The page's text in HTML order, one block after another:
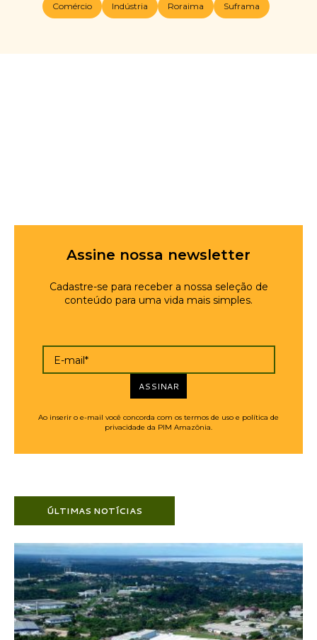
Comércio Indústria Roraima Suframa
Assine nossa newsletter
Cadastre-se para receber a nossa seleção de
conteúdo para uma vida mais simples.
E-mail*
ASSINAR
Ao inserir o e-mail você concorda com os termos de uso e política de
privacidade da PIM Amazônia.
ÚLTIMAS NOTÍCIAS